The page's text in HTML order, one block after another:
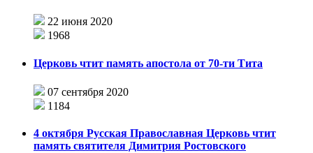
22 июня 2020
1968
Церковь чтит память апостола от 70-ти Тита
07 сентября 2020
1184
4 октября Русская Православная Церковь чтит
память святителя Димитрия Ростовского